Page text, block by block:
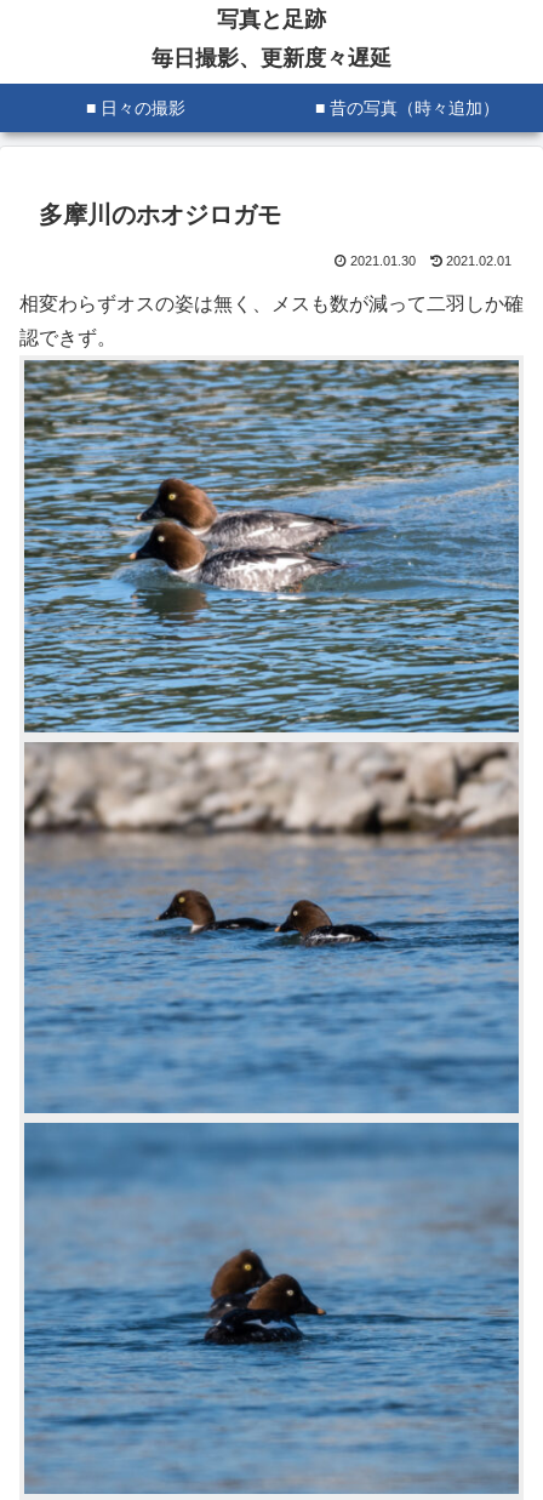
写真と足跡
毎日撮影、更新度々遅延
■ 日々の撮影 ■ 昔の写真（時々追加）
多摩川のホオジロガモ
2021.01.30 2021.02.01
相変わらずオスの姿は無く、メスも数が減って二羽しか確
認できず。